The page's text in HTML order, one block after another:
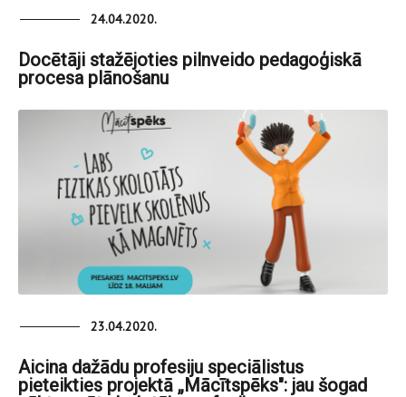
24.04.2020.
Docētāji stažējoties pilnveido pedagoģiskā
procesa plānošanu
23.04.2020.
Aicina dažādu profesiju speciālistus
pieteikties projektā „Mācītspēks": jau šogad